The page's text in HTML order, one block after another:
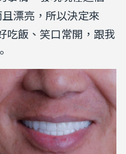
漂亮，所以決定來
吃飯、笑口常開，跟我